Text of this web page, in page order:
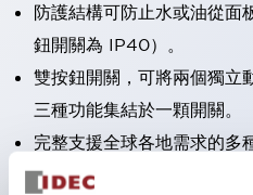
防護結構可防止水或油從面
鈕開關為 IP40）。
雙按鈕開關，可將兩個獨立
三種功能集結於一顆開關。
完整支援全球各地需求的多
一顆 LED 燈泡即可呈現六